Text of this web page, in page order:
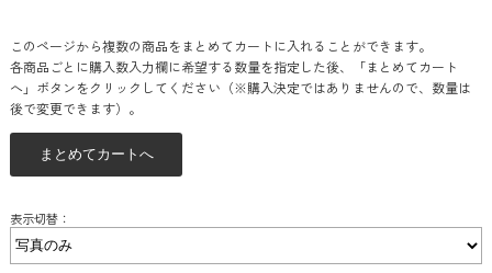
このページから複数の商品をまとめてカートに入れることができます。
各商品ごとに購入数入力欄に希望する数量を指定した後、「まとめてカート
へ」ボタンをクリックしてください（※購入決定ではありませんので、数量は
後で変更できます）。
表示切替：